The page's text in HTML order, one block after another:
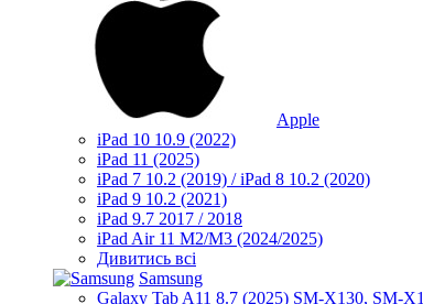
Apple
iPad 10 10.9 (2022)
iPad 11 (2025)
iPad 7 10.2 (2019) / iPad 8 10.2 (2020)
iPad 9 10.2 (2021)
iPad 9.7 2017 / 2018
iPad Air 11 M2/M3 (2024/2025)
Дивитись всі
Samsung
Galaxy Tab A11 8.7 (2025) SM-X130, SM-